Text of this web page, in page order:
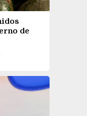
de